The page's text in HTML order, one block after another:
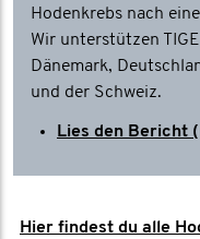
Hodenkrebs nach
Wir unterstützen
Dänemark,
und der Schweiz.
Lies den Bericht
Hier findest du alle